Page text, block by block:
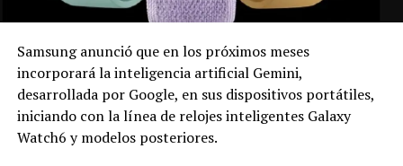
Samsung anunció que en los próximos meses
incorporará la inteligencia artificial Gemini,
desarrollada por Google, en sus dispositivos portátiles,
iniciando con la línea de relojes inteligentes Galaxy
Watch6 y modelos posteriores.